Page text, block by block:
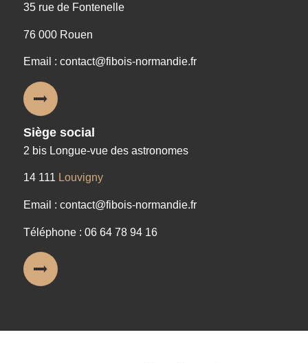
35 rue de Fontenelle
76 000 Rouen
Email : contact@fibois-normandie.fr
Siège social
2 bis Longue-vue des astronomes
14 111 Louvigny
Email : contact@fibois-normandie.fr
Téléphone : 06 64 78 94 16